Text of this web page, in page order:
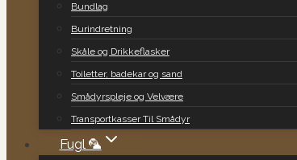
Bundlag
Burindretning
Skåle og Drikkeflasker
Toiletter, badekar og sand
Smådyrspleje og Velvære
Transportkasser Til Smådyr
Fugl 🦜